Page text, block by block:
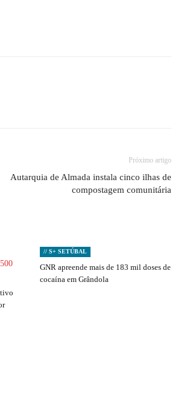
Próximo artigo
Autarquia de Almada instala cinco ilhas de
compostagem comunitária
// S+ SETÚBAL
GNR apreende mais de 183 mil doses de
cocaína em Grândola